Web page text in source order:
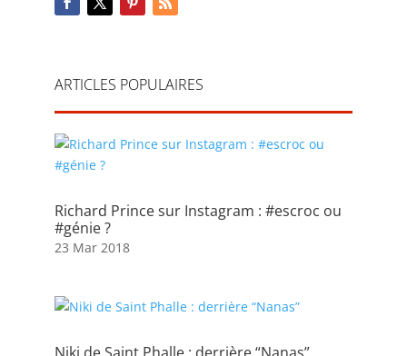
ARTICLES POPULAIRES
Richard Prince sur Instagram : #escroc ou
#génie ?
23 Mar 2018